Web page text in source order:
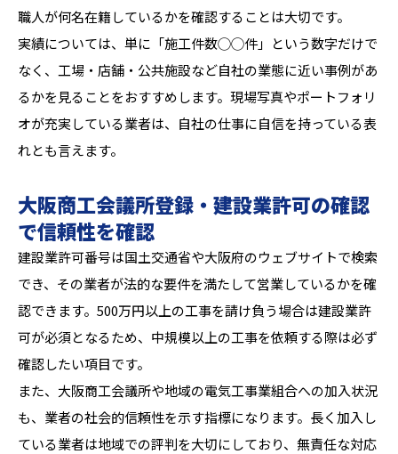
職人が何名在籍しているかを確認することは大切です。
実績については、単に「施工件数◯◯件」という数字だけで
なく、工場・店舗・公共施設など自社の業態に近い事例があ
るかを見ることをおすすめします。現場写真やポートフォリ
オが充実している業者は、自社の仕事に自信を持っている表
れとも言えます。
大阪商工会議所登録・建設業許可の確認
で信頼性を確認
建設業許可番号は国土交通省や大阪府のウェブサイトで検索
でき、その業者が法的な要件を満たして営業しているかを確
認できます。500万円以上の工事を請け負う場合は建設業許
可が必須となるため、中規模以上の工事を依頼する際は必ず
確認したい項目です。
また、大阪商工会議所や地域の電気工事業組合への加入状況
も、業者の社会的信頼性を示す指標になります。長く加入し
ている業者は地域での評判を大切にしており、無責任な対応